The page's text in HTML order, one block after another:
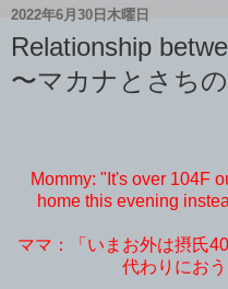
2022年6月30日木曜日
Relationship
〜マカナとさち
Mommy: "It's over 104F
home this evening
ママ：「いまお外は摂氏
代わりにお